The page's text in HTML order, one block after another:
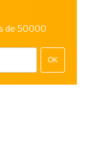
de 50000
OK